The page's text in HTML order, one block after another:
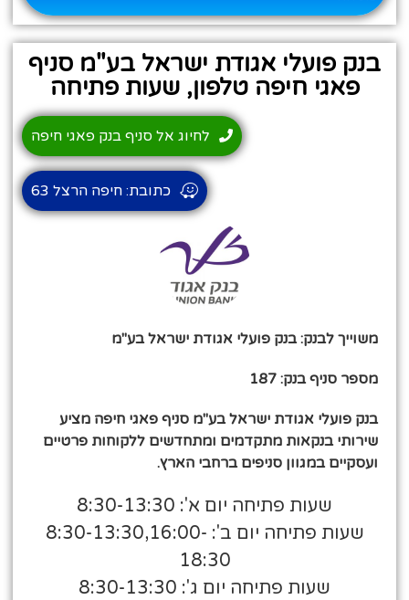
בנק פועלי אגודת ישראל בע"מ סניף
פאגי חיפה טלפון, שעות פתיחה
משוייך לבנק: בנק פועלי אגודת ישראל בע"מ
מספר סניף בנק: 187
בנק פועלי אגודת ישראל בע"מ סניף פאגי חיפה מציע
שירותי בנקאות מתקדמים ומתחדשים ללקוחות פרטיים
ועסקיים במגוון סניפים ברחבי הארץ.
שעות פתיחה יום א': 8:30-13:30
שעות פתיחה יום ב': 8:30-13:30,16:00-
18:30
שעות פתיחה יום ג': 8:30-13:30
לחיוג אל סניף בנק פאגי חיפה
כתובת: חיפה הרצל 63